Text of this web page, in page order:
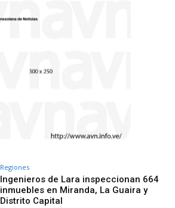
Regiones
Ingenieros de Lara inspeccionan 664
inmuebles en Miranda, La Guaira y
Distrito Capital